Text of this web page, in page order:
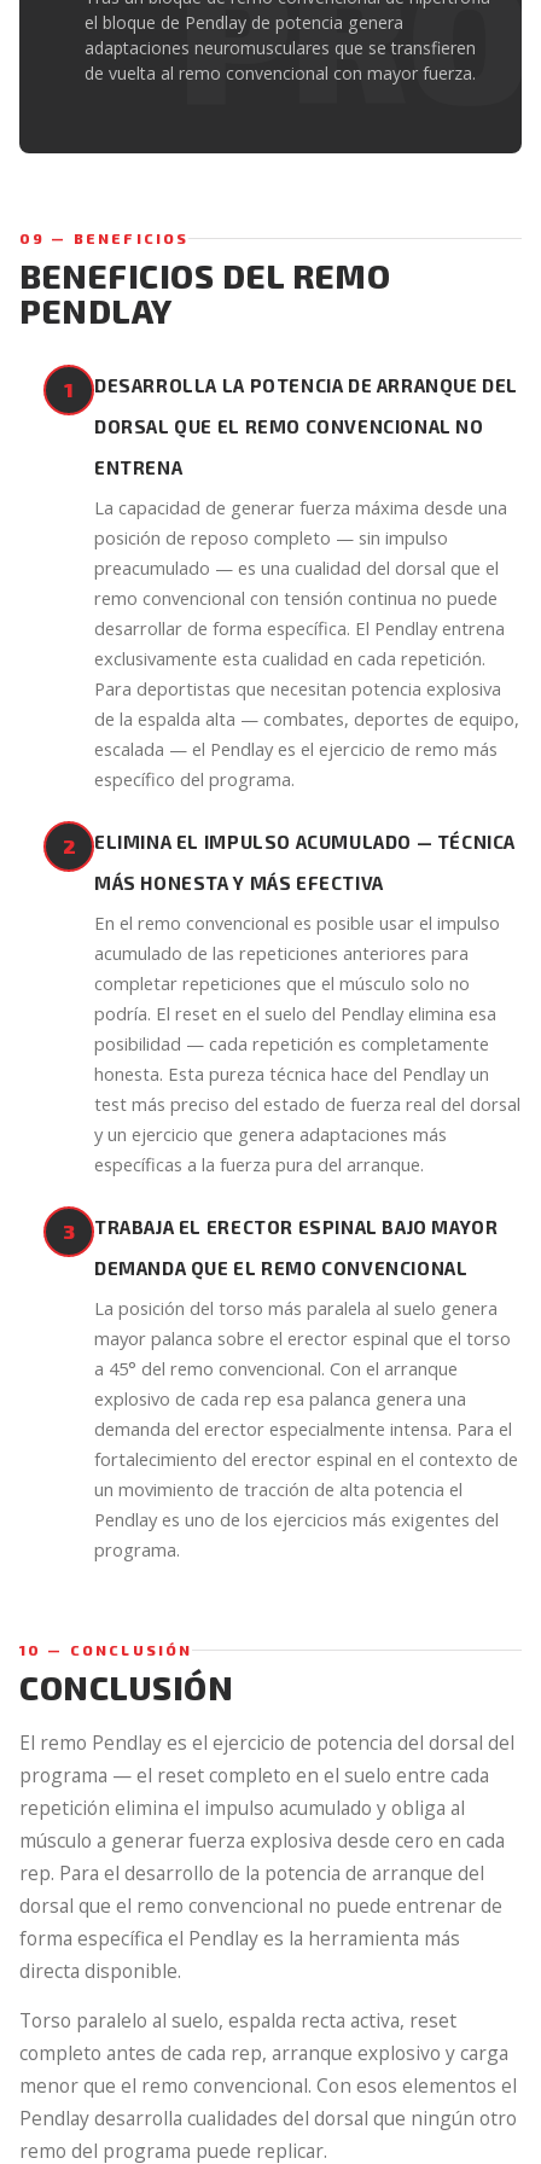
el bloque de Pendlay de potencia genera
adaptaciones neuromusculares que se transfieren
de vuelta al remo convencional con mayor fuerza.
09 — BENEFICIOS
BENEFICIOS DEL REMO
PENDLAY
1
DESARROLLA LA POTENCIA DE ARRANQUE DEL
DORSAL QUE EL REMO CONVENCIONAL NO
ENTRENA
La capacidad de generar fuerza máxima desde una
posición de reposo completo — sin impulso
preacumulado — es una cualidad del dorsal que el
remo convencional con tensión continua no puede
desarrollar de forma específica. El Pendlay entrena
exclusivamente esta cualidad en cada repetición.
Para deportistas que necesitan potencia explosiva
de la espalda alta — combates, deportes de equipo,
escalada — el Pendlay es el ejercicio de remo más
específico del programa.
2
ELIMINA EL IMPULSO ACUMULADO — TÉCNICA
MÁS HONESTA Y MÁS EFECTIVA
En el remo convencional es posible usar el impulso
acumulado de las repeticiones anteriores para
completar repeticiones que el músculo solo no
podría. El reset en el suelo del Pendlay elimina esa
posibilidad — cada repetición es completamente
honesta. Esta pureza técnica hace del Pendlay un
test más preciso del estado de fuerza real del dorsal
y un ejercicio que genera adaptaciones más
específicas a la fuerza pura del arranque.
3
TRABAJA EL ERECTOR ESPINAL BAJO MAYOR
DEMANDA QUE EL REMO CONVENCIONAL
La posición del torso más paralela al suelo genera
mayor palanca sobre el erector espinal que el torso
a 45° del remo convencional. Con el arranque
explosivo de cada rep esa palanca genera una
demanda del erector especialmente intensa. Para el
fortalecimiento del erector espinal en el contexto de
un movimiento de tracción de alta potencia el
Pendlay es uno de los ejercicios más exigentes del
programa.
10 — CONCLUSIÓN
CONCLUSIÓN
El remo Pendlay es el ejercicio de potencia del dorsal del
programa — el reset completo en el suelo entre cada
repetición elimina el impulso acumulado y obliga al
músculo a generar fuerza explosiva desde cero en cada
rep. Para el desarrollo de la potencia de arranque del
dorsal que el remo convencional no puede entrenar de
forma específica el Pendlay es la herramienta más
directa disponible.
Torso paralelo al suelo, espalda recta activa, reset
completo antes de cada rep, arranque explosivo y carga
menor que el remo convencional. Con esos elementos el
Pendlay desarrolla cualidades del dorsal que ningún otro
remo del programa puede replicar.